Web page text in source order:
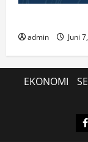
admin Juni
EKONOMI